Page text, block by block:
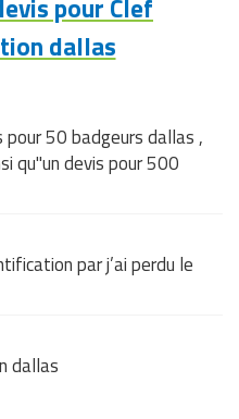
pour Clef
dallas
pour 50 badgeurs dallas ,
qu"un devis pour 500
par j’ai perdu le
dallas